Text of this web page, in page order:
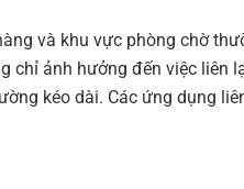
và khu vực phòng chờ
ảnh hưởng đến việc liên
kéo dài. Các ứng dụng